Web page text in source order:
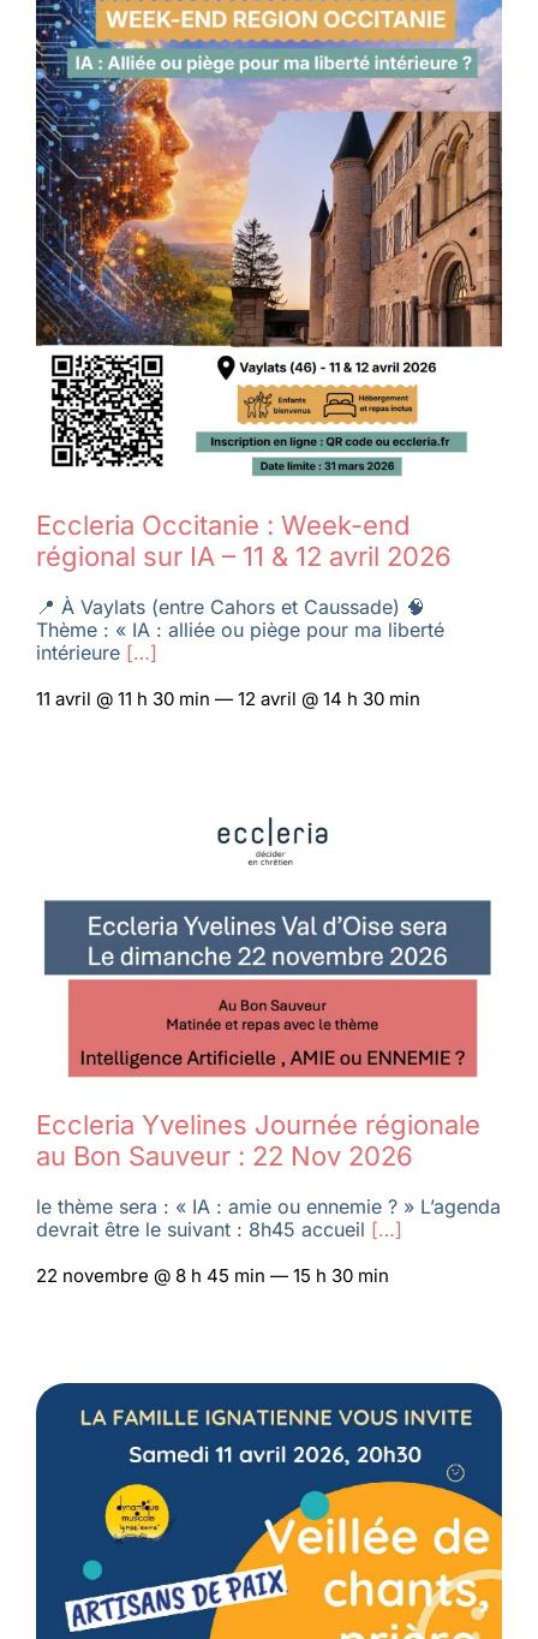
Membres
L’actu
Nous soutenir
La revue Responsables
Eccleria Occitanie : Week-end
régional sur IA – 11 & 12 avril 2026
📍 À Vaylats (entre Cahors et Caussade) 🧠
Thème : « IA : alliée ou piège pour ma liberté
intérieure[…]
11 avril @ 11 h 30 min — 12 avril @ 14 h 30 min
Eccleria Yvelines Journée régionale
au Bon Sauveur : 22 Nov 2026
le thème sera : « IA : amie ou ennemie ? » L’agenda
devrait être le suivant : 8h45 accueil […]
22 novembre @ 8 h 45 min — 15 h 30 min